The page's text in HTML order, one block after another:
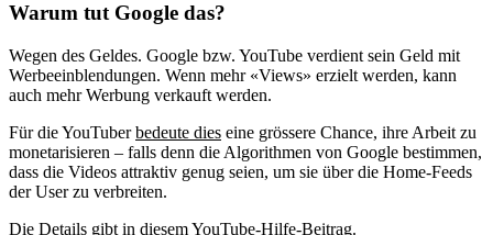
Warum tut Google das?
Wegen des Geldes. Google bzw. YouTube verdient sein Geld mit
Werbeeinblendungen. Wenn mehr «Views» erzielt werden, kann
auch mehr Werbung verkauft werden.
Für die YouTuberbedeute dies eine grössere Chance, ihre Arbeit zu
monetarisieren – falls denn die Algorithmen von Google bestimmen,
dass die Videos attraktiv genug seien, um sie über die Home-Feeds
der User zu verbreiten.
Die Details gibt in diesem YouTube-Hilfe-Beitrag.